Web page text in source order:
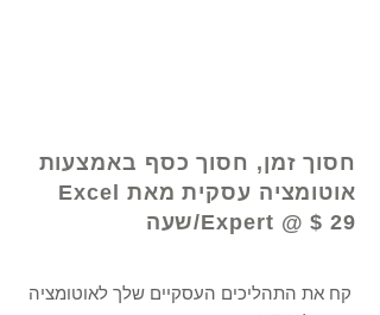
חסוך זמן, חסוך כסף באמצעות
אוטומציה עסקית מאת Excel
Expert @ $ 29/שעה
קח את התהליכים העסקיים שלך לאוטומציה